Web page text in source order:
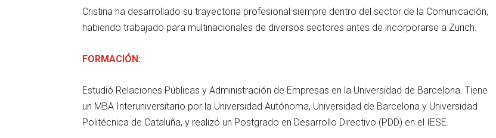
Cristina ha desarrollado su trayectoria profesional siempre dentro del sector de la Comunicación,
habiendo trabajado para multinacionales de diversos sectores antes de incorporarse a Zurich.
FORMACIÓN:
Estudió Relaciones Públicas y Administración de Empresas en la Universidad de Barcelona. Tiene
un MBA Interuniversitario por la Universidad Autónoma, Universidad de Barcelona y Universidad
Politécnica de Cataluña, y realizó un Postgrado en Desarrollo Directivo (PDD) en el IESE.